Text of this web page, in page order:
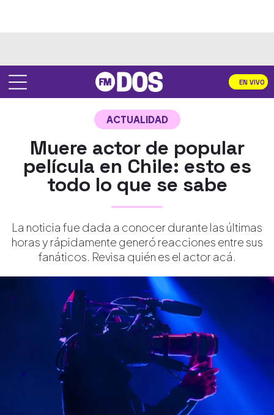
EN VIVO
ACTUALIDAD
Muere actor de popular
película en Chile: esto es
todo lo que se sabe
La noticia fue dada a conocer durante las últimas
horas y rápidamente generó reacciones entre sus
fanáticos. Revisa quién es el actor acá.